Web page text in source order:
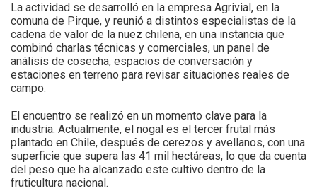
La actividad se desarrolló en la empresa Agrivial, en la
comuna de Pirque, y reunió a distintos especialistas de la
cadena de valor de la nuez chilena, en una instancia que
combinó charlas técnicas y comerciales, un panel de
análisis de cosecha, espacios de conversación y
estaciones en terreno para revisar situaciones reales de
campo.
El encuentro se realizó en un momento clave para la
industria. Actualmente, el nogal es el tercer frutal más
plantado en Chile, después de cerezos y avellanos, con una
superficie que supera las 41 mil hectáreas, lo que da cuenta
del peso que ha alcanzado este cultivo dentro de la
fruticultura nacional.